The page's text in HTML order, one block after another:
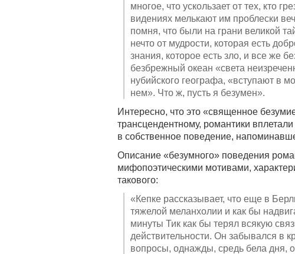
многое, что ускользает от тех, кто
видениях мелькают им проблески
помня, что были на грани великой
нечто от мудрости, которая есть
знания, которое есть зло, и все же
безбрежный океан «света
нубийского географа, «вступают в
нем». Что ж, пусть я безумен».
Интересно, что это «священное
трансцендентному, романтики
в собственное поведение,
Описание «безумного» поведения
мифопоэтическими мотивами,
такового:
«Кепке рассказывает, что еще в
тяжелой меланхолии и как бы
минуты Тик как бы терял всякую
действительности. Он забывался в
вопросы, однажды, средь бела дня,